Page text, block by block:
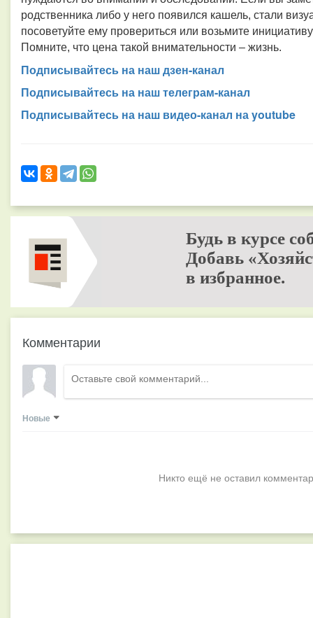
родственника либо у него появился кашель, стали
посоветуйте ему провериться или возьмите
Помните, что цена такой внимательности – жизнь.
Подписывайтесь на наш дзен-канал
Подписывайтесь на наш телеграм-канал
Подписывайтесь на наш видео-канал на youtube
Будь в курсе
Добавь
в избранное.
Комментарии
Новые
Никто ещё не оставил